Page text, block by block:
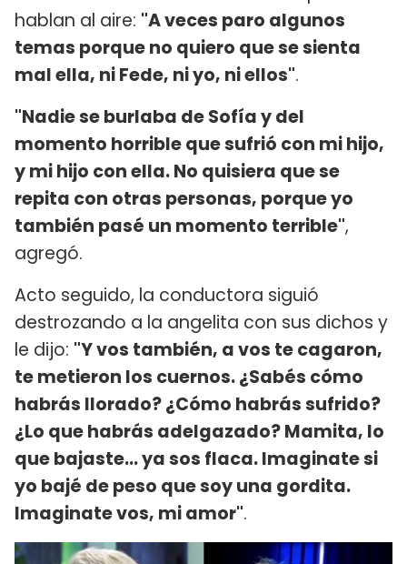
hablan al aire: "A veces paro algunos
temas porque no quiero que se sienta
mal ella, ni Fede, ni yo, ni ellos".
"Nadie se burlaba de Sofía y del
momento horrible que sufrió con mi hijo,
y mi hijo con ella. No quisiera que se
repita con otras personas, porque yo
también pasé un momento terrible",
agregó.
Acto seguido, la conductora siguió
destrozando a la angelita con sus dichos y
le dijo: "Y vos también, a vos te cagaron,
te metieron los cuernos. ¿Sabés cómo
habrás llorado? ¿Cómo habrás sufrido?
¿Lo que habrás adelgazado? Mamita, lo
que bajaste... ya sos flaca. Imaginate si
yo bajé de peso que soy una gordita.
Imaginate vos, mi amor".